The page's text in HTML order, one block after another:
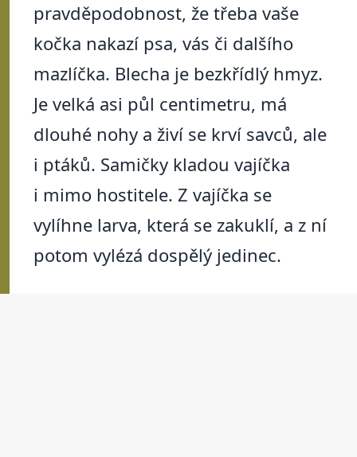
pravděpodobnost, že třeba vaše
kočka nakazí psa, vás či dalšího
mazlíčka. Blecha je bezkřídlý hmyz.
Je velká asi půl centimetru, má
dlouhé nohy a živí se krví savců, ale
i ptáků. Samičky kladou vajíčka
i mimo hostitele. Z vajíčka se
vylíhne larva, která se zakuklí, a z ní
potom vylézá dospělý jedinec.